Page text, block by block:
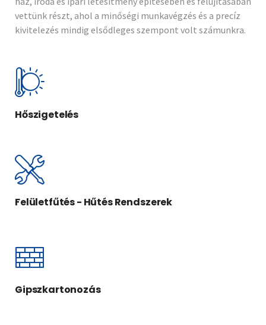
vettünk részt, ahol a minőségi munkavégzés és a precíz
kivitelezés mindig elsődleges szempont volt számunkra.
Hőszigetelés
Felületfűtés - Hűtés Rendszerek
Gipszkartonozás